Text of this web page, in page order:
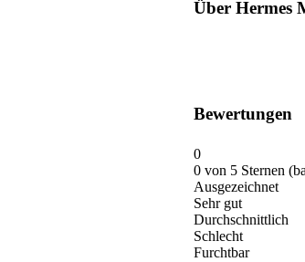
Über Hermes
Bewertungen
0
0 von 5 Sternen
Ausgezeichnet
Sehr gut
Durchschnittlich
Schlecht
Furchtbar